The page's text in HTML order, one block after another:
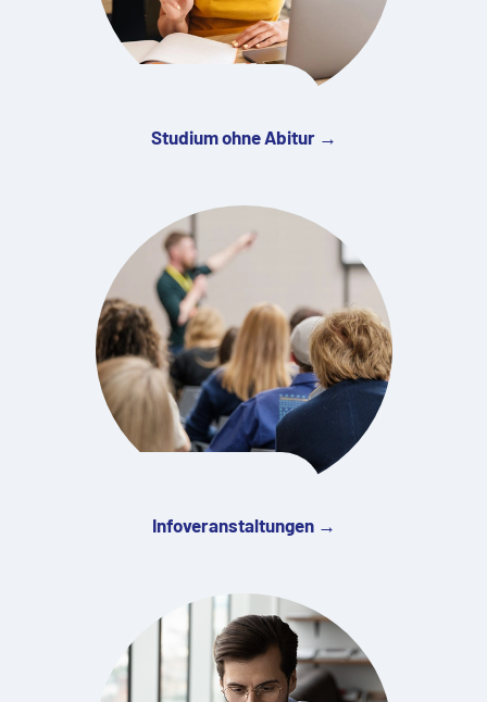
Studium ohne Abitur →
Infoveranstaltungen →